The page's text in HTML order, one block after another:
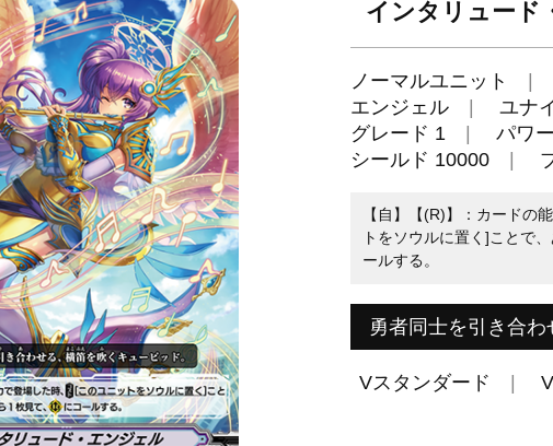
インタリュード
ノーマルユニット
エンジェル
ユナ
グレード 1
パワ
シールド 10000
【自】【(R)】：カードの
トをソウルに置く]ことで
ールする。
勇者同士を引き合わ
Vスタンダード